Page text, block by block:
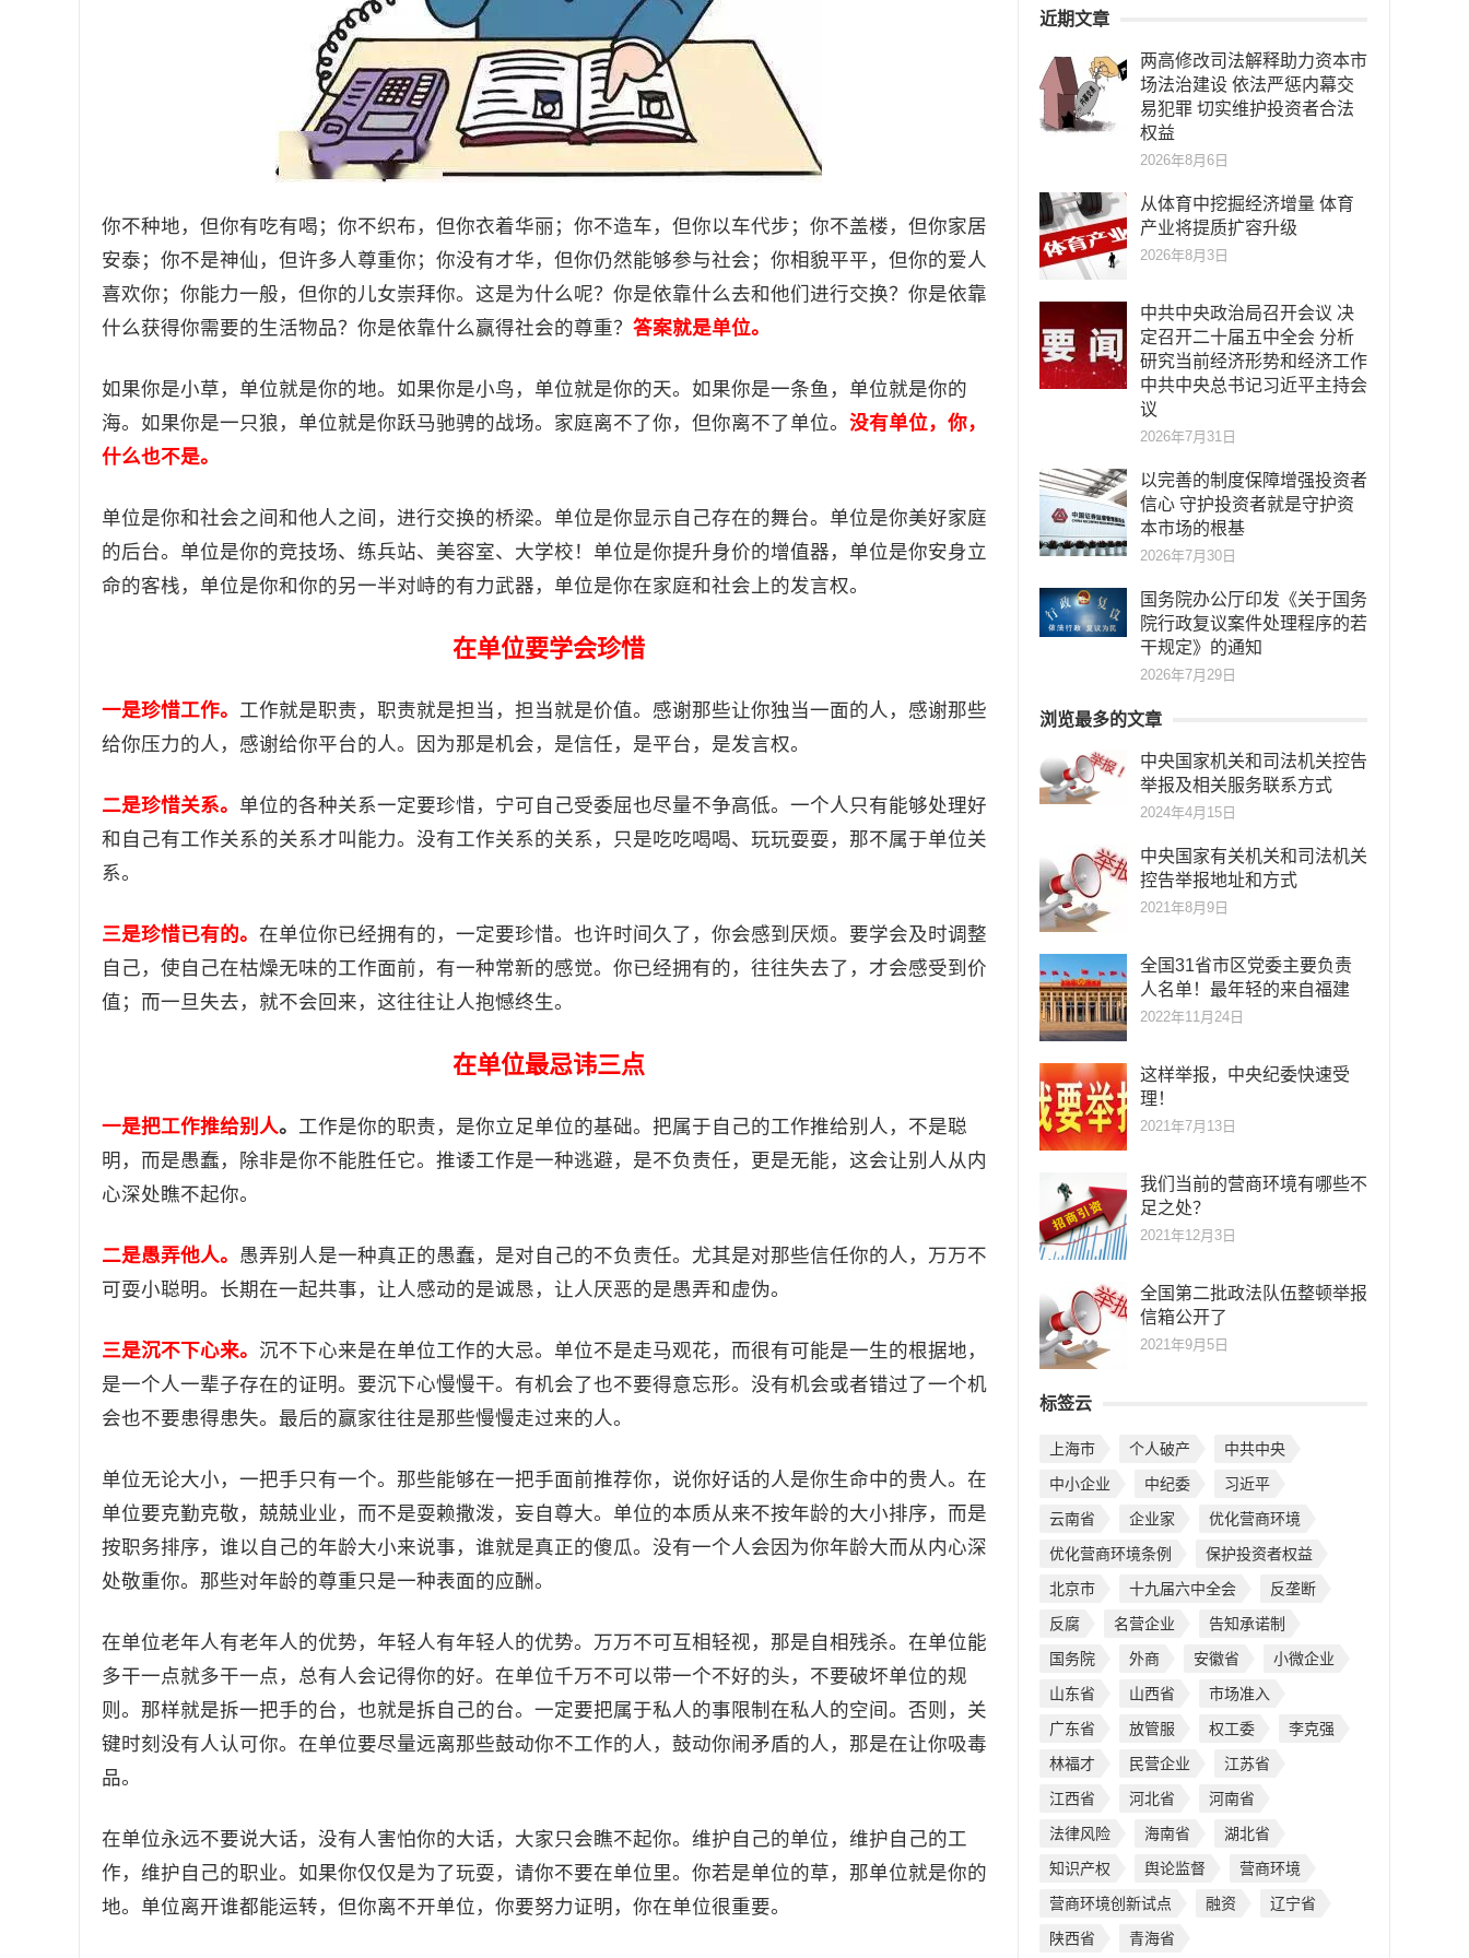
你不种地，但你有吃有喝；你不织布，但你衣着华丽；你不造车，但你以车代步；你不盖楼，但你家居
安泰；你不是神仙，但许多人尊重你；你没有才华，但你仍然能够参与社会；你相貌平平，但你的爱人
喜欢你；你能力一般，但你的儿女崇拜你。这是为什么呢？你是依靠什么去和他们进行交换？你是依靠
什么获得你需要的生活物品？你是依靠什么赢得社会的尊重？ 答案就是单位。
如果你是小草，单位就是你的地。如果你是小鸟，单位就是你的天。如果你是一条鱼，单位就是你的
海。如果你是一只狼，单位就是你跃马驰骋的战场。家庭离不了你，但你离不了单位。 没有单位，你，
什么也不是。
单位是你和社会之间和他人之间，进行交换的桥梁。单位是你显示自己存在的舞台。单位是你美好家庭
的后台。单位是你的竞技场、练兵站、美容室、大学校！单位是你提升身价的增值器，单位是你安身立
命的客栈，单位是你和你的另一半对峙的有力武器，单位是你在家庭和社会上的发言权。
在单位要学会珍惜
一是珍惜工作。 工作就是职责，职责就是担当，担当就是价值。感谢那些让你独当一面的人，感谢那些
给你压力的人，感谢给你平台的人。因为那是机会，是信任，是平台，是发言权。
二是珍惜关系。 单位的各种关系一定要珍惜，宁可自己受委屈也尽量不争高低。一个人只有能够处理好
和自己有工作关系的关系才叫能力。没有工作关系的关系，只是吃吃喝喝、玩玩耍耍，那不属于单位关
系。
三是珍惜已有的。 在单位你已经拥有的，一定要珍惜。也许时间久了，你会感到厌烦。要学会及时调整
自己，使自己在枯燥无味的工作面前，有一种常新的感觉。你已经拥有的，往往失去了，才会感受到价
值；而一旦失去，就不会回来，这往往让人抱憾终生。
在单位最忌讳三点
一是把工作推给别人。 工作是你的职责，是你立足单位的基础。把属于自己的工作推给别人，不是聪
明，而是愚蠢，除非是你不能胜任它。推诿工作是一种逃避，是不负责任，更是无能，这会让别人从内
心深处瞧不起你。
二是愚弄他人。 愚弄别人是一种真正的愚蠢，是对自己的不负责任。尤其是对那些信任你的人，万万不
可耍小聪明。长期在一起共事，让人感动的是诚恳，让人厌恶的是愚弄和虚伪。
三是沉不下心来。 沉不下心来是在单位工作的大忌。单位不是走马观花，而很有可能是一生的根据地，
是一个人一辈子存在的证明。要沉下心慢慢干。有机会了也不要得意忘形。没有机会或者错过了一个机
会也不要患得患失。最后的赢家往往是那些慢慢走过来的人。
单位无论大小，一把手只有一个。那些能够在一把手面前推荐你，说你好话的人是你生命中的贵人。在
单位要克勤克敬，兢兢业业，而不是耍赖撒泼，妄自尊大。单位的本质从来不按年龄的大小排序，而是
按职务排序，谁以自己的年龄大小来说事，谁就是真正的傻瓜。没有一个人会因为你年龄大而从内心深
处敬重你。那些对年龄的尊重只是一种表面的应酬。
在单位老年人有老年人的优势，年轻人有年轻人的优势。万万不可互相轻视，那是自相残杀。在单位能
多干一点就多干一点，总有人会记得你的好。在单位千万不可以带一个不好的头，不要破坏单位的规
则。那样就是拆一把手的台，也就是拆自己的台。一定要把属于私人的事限制在私人的空间。否则，关
键时刻没有人认可你。在单位要尽量远离那些鼓动你不工作的人，鼓动你闹矛盾的人，那是在让你吸毒
品。
在单位永远不要说大话，没有人害怕你的大话，大家只会瞧不起你。维护自己的单位，维护自己的工
作，维护自己的职业。如果你仅仅是为了玩耍，请你不要在单位里。你若是单位的草，那单位就是你的
地。单位离开谁都能运转，但你离不开单位，你要努力证明，你在单位很重要。
近期文章
两高修改司法解释助力资本市
场法治建设 依法严惩内幕交
易犯罪 切实维护投资者合法
权益
2026年8月6日
从体育中挖掘经济增量 体育
产业将提质扩容升级
2026年8月3日
中共中央政治局召开会议 决
定召开二十届五中全会 分析
研究当前经济形势和经济工作
中共中央总书记习近平主持会
议
2026年7月31日
以完善的制度保障增强投资者
信心 守护投资者就是守护资
本市场的根基
2026年7月30日
国务院办公厅印发《关于国务
院行政复议案件处理程序的若
干规定》的通知
2026年7月29日
浏览最多的文章
中央国家机关和司法机关控告
举报及相关服务联系方式
2024年4月15日
中央国家有关机关和司法机关
控告举报地址和方式
2021年8月9日
全国31省市区党委主要负责
人名单！最年轻的来自福建
2022年11月24日
这样举报，中央纪委快速受
理！
2021年7月13日
我们当前的营商环境有哪些不
足之处？
2021年12月3日
全国第二批政法队伍整顿举报
信箱公开了
2021年9月5日
标签云
上海市 个人破产
中共中央
中小企业
中纪委
习近平
云南省
企业家
优化营商环境
优化营商环境条例
保护投资者权益
北京市
十九届六中全会
反垄断
反腐
名营企业
告知承诺制
国务院
外商 安徽省
小微企业
山东省
山西省
市场准入
广东省
放管服 权工委
李克强
林福才
民营企业
江苏省
江西省
河北省
河南省
法律风险
海南省
湖北省
知识产权
舆论监督
营商环境
营商环境创新试点
融资
辽宁省
陕西省
青海省